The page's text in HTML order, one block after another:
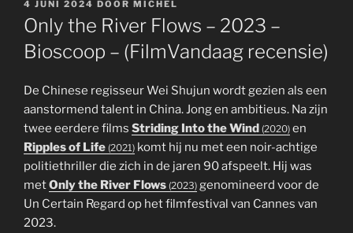
GEPLAATST
OP
4 JUNI 2024 DOOR MICHEL
Only the River Flows – 2023 –
Bioscoop – (FilmVandaag recensie)
De Chinese regisseur Wei Shujun wordt gezien als een
aanstormend talent in China. Jong en ambitieus. Na zijn
twee eerdere films Striding Into the Wind (2020) en
Ripples of Life (2021) komt hij nu met een noir-achtige
politiethriller die zich in de jaren 90 afspeelt. Hij was
metOnly the River Flows (2023) genomineerd voor de
Un Certain Regard op het filmfestival van Cannes van
2023.